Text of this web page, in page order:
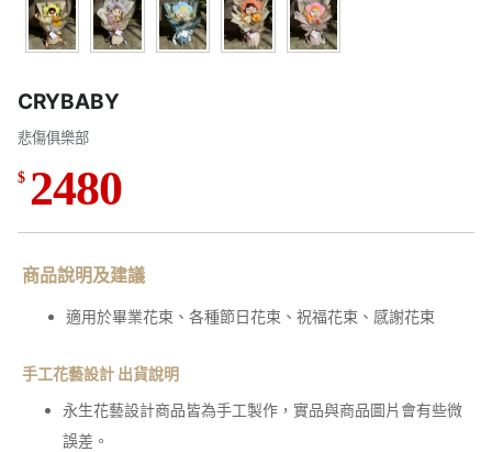
CRYBABY
悲傷俱樂部
$ 2480
商品說明及建議
適用於畢業花束、各種節日花束、祝福花束、感謝花束
手工花藝設計 出貨說明
永生花藝設計商品皆為手工製作，實品與商品圖片會有些微
誤差。